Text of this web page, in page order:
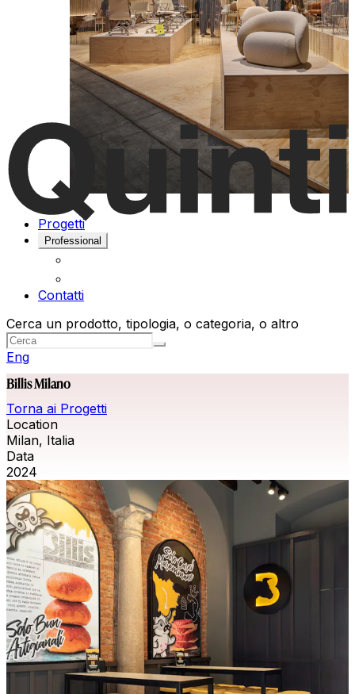
Progetti
Professional
Contatti
Cerca un prodotto, tipologia, o categoria, o altro
Eng
Billis Milano
Torna ai Progetti
Location
Milan, Italia
Data
2024